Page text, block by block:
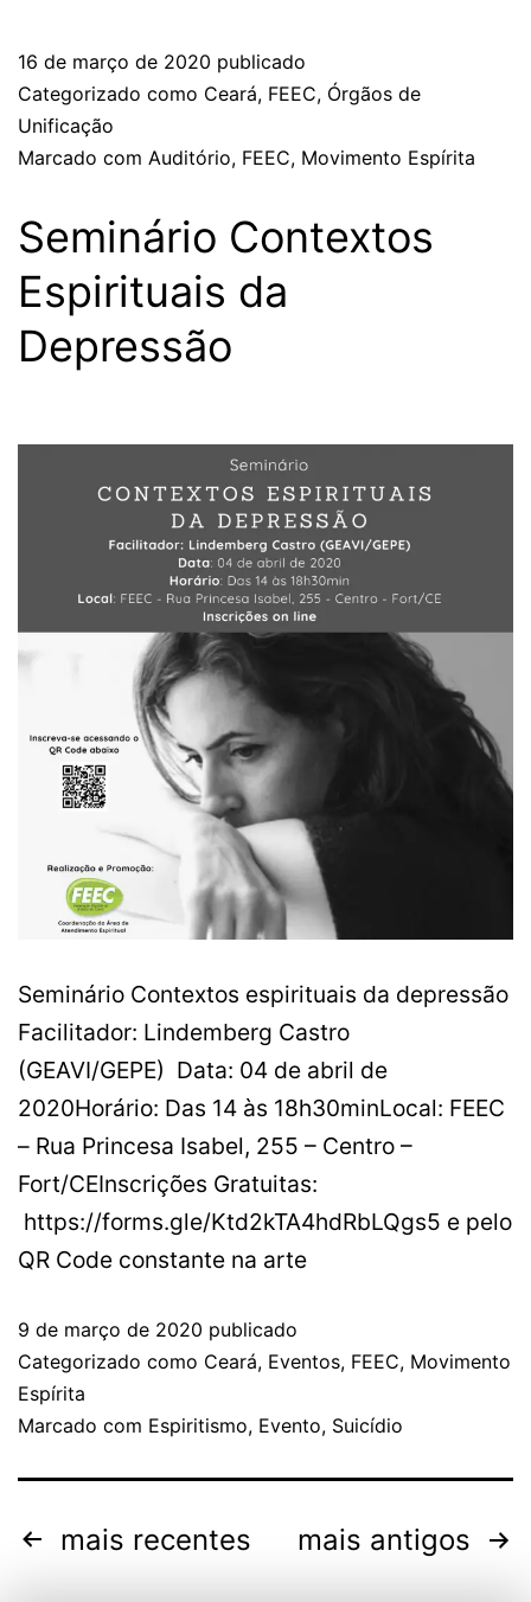
16 de março de 2020 publicado
Categorizado como Ceará, FEEC, Órgãos de
Unificação
Marcado com Auditório, FEEC, Movimento Espírita
Seminário Contextos
Espirituais da
Depressão
Seminário Contextos espirituais da depressão
Facilitador: Lindemberg Castro
(GEAVI/GEPE) Data: 04 de abril de
2020Horário: Das 14 às 18h30minLocal: FEEC
– Rua Princesa Isabel, 255 – Centro –
Fort/CEInscrições Gratuitas:
https://forms.gle/Ktd2kTA4hdRbLQgs5 e pelo
QR Code constante na arte
9 de março de 2020 publicado
Categorizado como Ceará, Eventos, FEEC, Movimento
Espírita
Marcado com Espiritismo, Evento, Suicídio
mais recentes mais antigos